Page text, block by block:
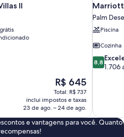
II
O
preço
é
de
R$ 645
R$ 645
Total: R$ 737
inclui impostos e taxas
23 de ago. – 24 de ago.
Palm
Piscina
Cozinha
8.8
de
8,8
1.706
e vantagens para você. Quanto